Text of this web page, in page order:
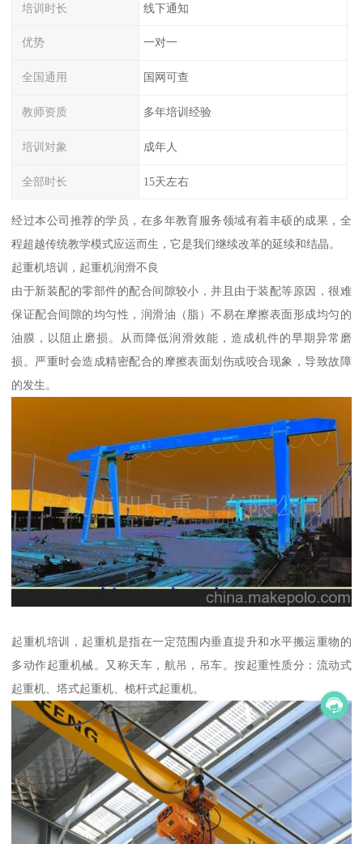
培训时长 线下通知
优势 一对一
全国通用 国网可查
教师资质 多年培训经验
培训对象 成年人
全部时长 15天左右
经过本公司推荐的学员，在多年教育服务领域有着丰硕的成果，全
程超越传统教学模式应运而生，它是我们继续改革的延续和结晶。
起重机培训，起重机润滑不良
由于新装配的零部件的配合间隙较小，并且由于装配等原因，很难
保证配合间隙的均匀性，润滑油（脂）不易在摩擦表面形成均匀的
油膜，以阻止磨损。从而降低润滑效能，造成机件的早期异常磨
损。严重时会造成精密配合的摩擦表面划伤或咬合现象，导致故障
的发生。
起重机培训，起重机是指在一定范围内垂直提升和水平搬运重物的
多动作起重机械。又称天车，航吊，吊车。按起重性质分：流动式
起重机、塔式起重机、桅杆式起重机。